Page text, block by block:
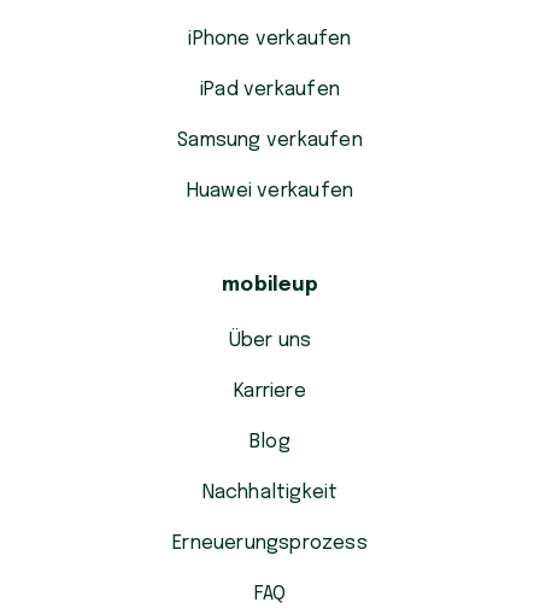
iPhone verkaufen
iPad verkaufen
Samsung verkaufen
Huawei verkaufen
mobileup
Über uns
Karriere
Blog
Nachhaltigkeit
Erneuerungsprozess
FAQ